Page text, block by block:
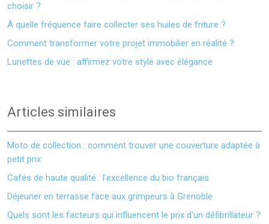
choisir ?
À quelle fréquence faire collecter ses huiles de friture ?
Comment transformer votre projet immobilier en réalité ?
Lunettes de vue : affirmez votre style avec élégance
Articles similaires
Moto de collection : comment trouver une couverture adaptée à
petit prix
Cafés de haute qualité : l’excellence du bio français
Déjeuner en terrasse face aux grimpeurs à Grenoble
Quels sont les facteurs qui influencent le prix d’un défibrillateur ?